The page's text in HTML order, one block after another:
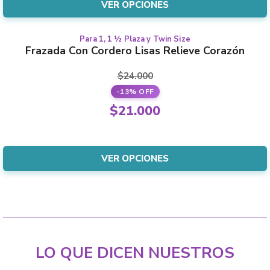
is:
$30.000.
VER OPCIONES
chosen
on
the
product
page
Para 1, 1 ½ Plaza y Twin Size
Frazada Con Cordero Lisas Relieve Corazón
$24.000
-13% OFF
Original
price
$24.000.
$21.000
price
is:
$21.000.
VER OPCIONES
This
product
has
multiple
variants.
The
may
be
chosen
product
LO QUE DICEN NUESTROS